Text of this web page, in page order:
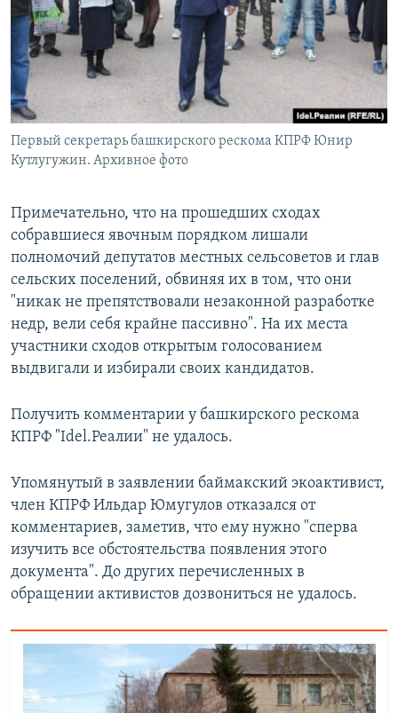
Первый секретарь башкирского рескома КПРФ Юнир
Кутлугужин. Архивное фото
Примечательно, что на прошедших сходах
собравшиеся явочным порядком лишали
полномочий депутатов местных сельсоветов и глав
сельских поселений, обвиняя их в том, что они
"никак не препятствовали незаконной разработке
недр, вели себя крайне пассивно". На их места
участники сходов открытым голосованием
выдвигали и избирали своих кандидатов.
Получить комментарии у башкирского рескома
КПРФ "Idel.Реалии" не удалось.
Упомянутый в заявлении баймакский экоактивист,
член КПРФ Ильдар Юмугулов отказался от
комментариев, заметив, что ему нужно "сперва
изучить все обстоятельства появления этого
документа". До других перечисленных в
обращении активистов дозвониться не удалось.